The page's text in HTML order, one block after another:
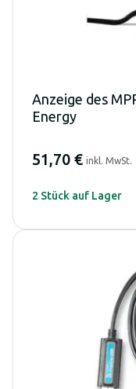
Anzeige des
Energy
51,70 € inkl. MwSt.
2 Stück auf Lager